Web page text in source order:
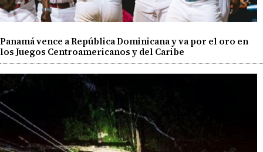
Panamá vence a República Dominicana y va por el oro en
los Juegos Centroamericanos y del Caribe